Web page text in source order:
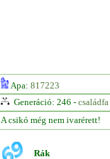
Apa: 817223
Generáció: 246 - családfa
A csikó még nem ivarérett!
Rák